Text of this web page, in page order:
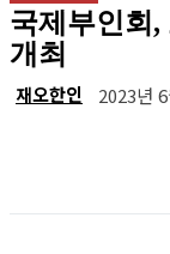
국제부인회,
개최
재오한인 2023년